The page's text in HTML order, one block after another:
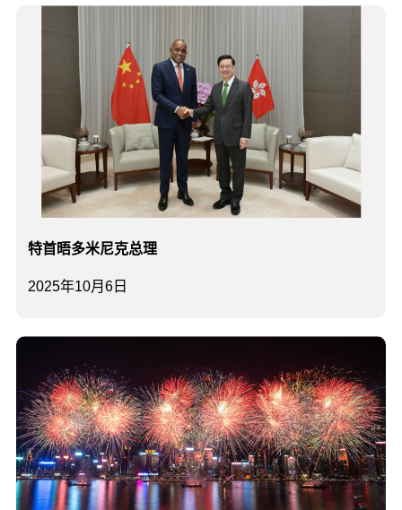
2025年10月6日
特首晤多米尼克总理